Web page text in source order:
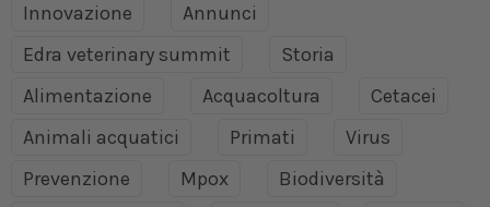
Innovazione
Annunci
Edra veterinary summit
Storia
Alimentazione
Acquacoltura
Cetacei
Animali acquatici
Primati
Virus
Prevenzione
Mpox
Biodiversità